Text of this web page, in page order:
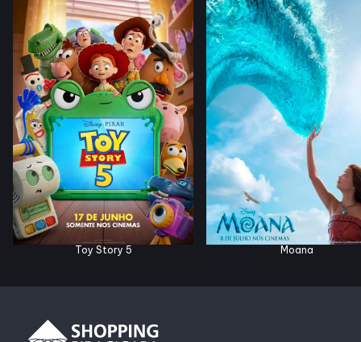
Horários
Entretenimento
Cinema
Eventos
Fique por dentro
Lojas
Toy Story 5 Moana